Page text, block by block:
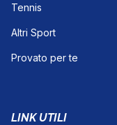
Tennis
Altri Sport
Provato per te
LINK UTILI